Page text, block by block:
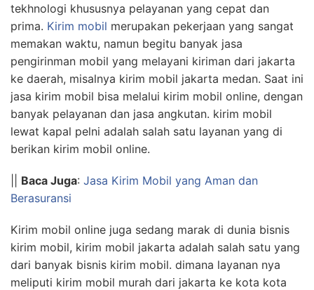
tekhnologi khususnya pelayanan yang cepat dan
prima. Kirim mobil merupakan pekerjaan yang sangat
memakan waktu, namun begitu banyak jasa
pengirinman mobil yang melayani kiriman dari jakarta
ke daerah, misalnya kirim mobil jakarta medan. Saat ini
jasa kirim mobil bisa melalui kirim mobil online, dengan
banyak pelayanan dan jasa angkutan. kirim mobil
lewat kapal pelni adalah salah satu layanan yang di
berikan kirim mobil online.
Baca Juga: Jasa Kirim Mobil yang Aman dan
Berasuransi
Kirim mobil online juga sedang marak di dunia bisnis
kirim mobil, kirim mobil jakarta adalah salah satu yang
dari banyak bisnis kirim mobil. dimana layanan nya
meliputi kirim mobil murah dari jakarta ke kota kota